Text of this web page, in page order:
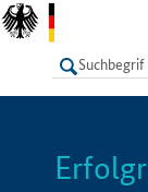
LISTE